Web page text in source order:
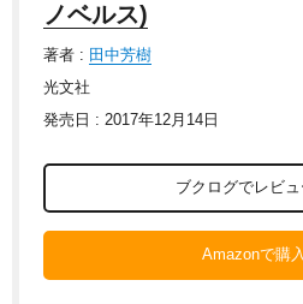
ノベルス)
著者 : 田中芳樹
光文社
発売日 : 2017年12月14日
ブクログでレビ
Amazonで購